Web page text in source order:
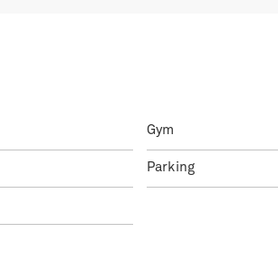
Gym
Parking